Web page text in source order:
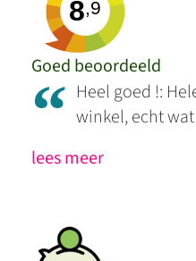
8,9
Goed beoordeeld
“ Heel goed !:
winkel, echt
lees meer